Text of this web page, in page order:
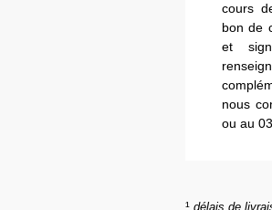
cours
bon de
et
nous
ou au
¹